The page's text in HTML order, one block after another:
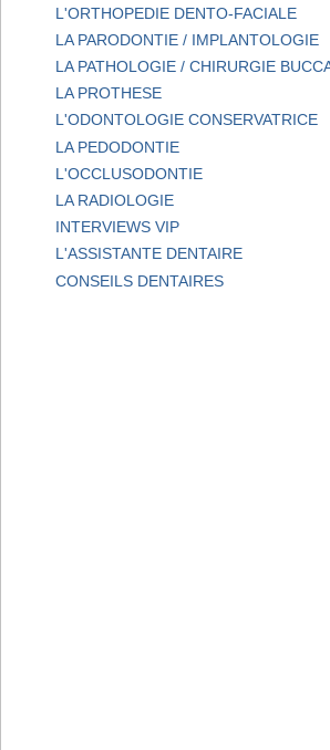
L'ORTHOPEDIE DENTO-FACIALE
LA PARODONTIE / IMPLANTOLOGIE
LA PATHOLOGIE / CHIRURGIE
LA PROTHESE
L'ODONTOLOGIE CONSERVATRICE
LA PEDODONTIE
L'OCCLUSODONTIE
LA RADIOLOGIE
INTERVIEWS VIP
L'ASSISTANTE DENTAIRE
CONSEILS DENTAIRES